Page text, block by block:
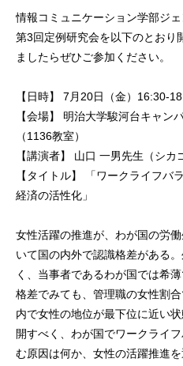
情報コミュニケーション学部ジ
第3回定例研究会を以下のとおり
ましたらぜひご参加ください。
【日時】 7月20日（金）16:30-
【会場】 明治大学駿河台キャ
（1136教室）
【講演者】 山口 一男先生（シカ
【タイトル】 「ワークライフバ
経済の活性化」
女性活躍の推進が、わが国の労
いて国の内外で認識格差がある
く、当事者であるわが国では希
格差でみても、管理職の女性割
内で女性の地位が最下位に近い
開すべく、わが国でワークライ
む原因は何か、女性の活躍推進